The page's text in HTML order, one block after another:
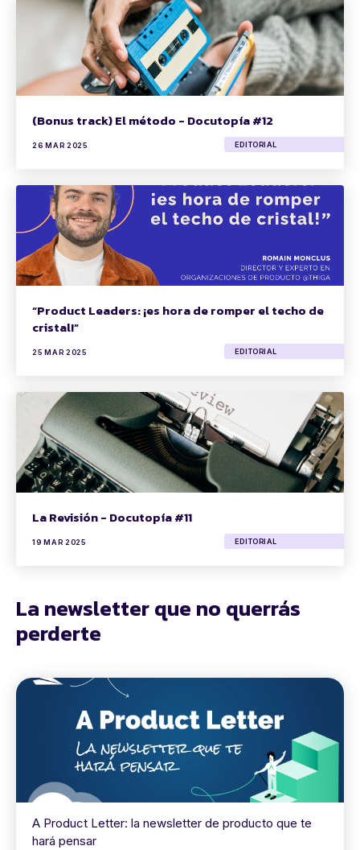
(Bonus track) El método - Docutopía #12
26 MAR 2025 EDITORIAL
“Product Leaders: ¡es hora de romper el techo de
cristal!”
25 MAR 2025 EDITORIAL
La Revisión - Docutopía #11
19 MAR 2025 EDITORIAL
La newsletter que no querrás
perderte
A Product Letter: la newsletter de producto que te
hará pensar